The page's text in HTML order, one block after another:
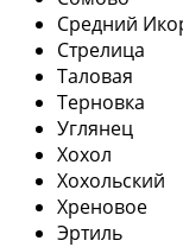
Средний
Стрелица
Таловая
Терновка
Углянец
Хохол
Хохольский
Хреновое
Эртиль